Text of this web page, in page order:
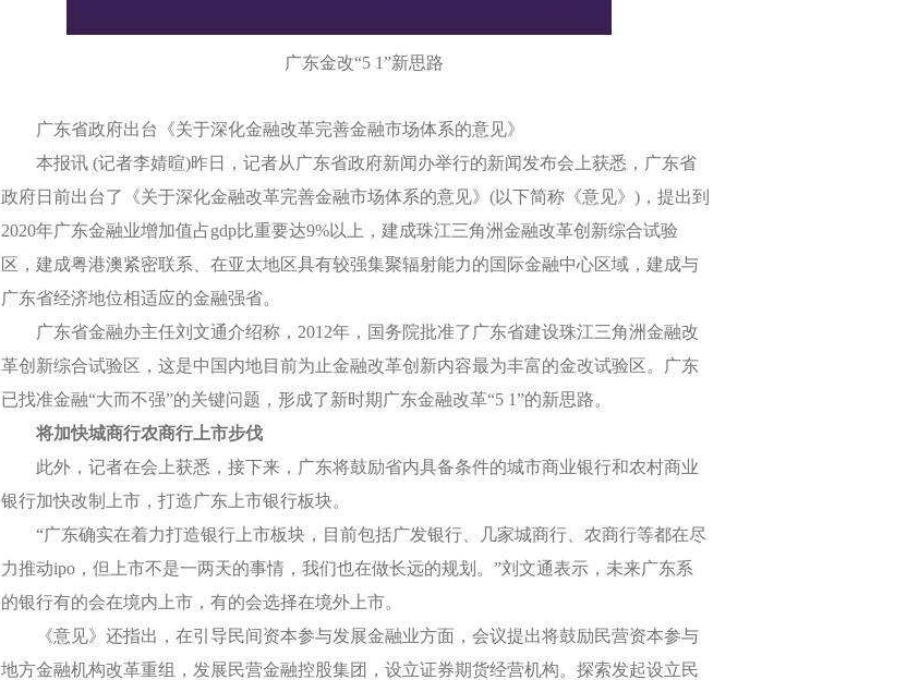
广东金改“5 1”新思路
广东省政府出台《关于深化金融改革完善金融市场体系的意见》
本报讯 (记者李婧暄)昨日，记者从广东省政府新闻办举行的新闻发布会上获悉，广东省
政府日前出台了《关于深化金融改革完善金融市场体系的意见》 (以下简称《意见》 ) ，提出到
2020年广东金融业增加值占gdp比重要达9%以上，建成珠江三角洲金融改革创新综合试验
区，建成粤港澳紧密联系、在亚太地区具有较强集聚辐射能力的国际金融中心区域，建成与
广东省经济地位相适应的金融强省。
广东省金融办主任刘文通介绍称， 2012年，国务院批准了广东省建设珠江三角洲金融改
革创新综合试验区，这是中国内地目前为止金融改革创新内容最为丰富的金改试验区。广东
已找准金融“大而不强”的关键问题，形成了新时期广东金融改革“5 1”的新思路。
将加快城商行农商行上市步伐
此外，记者在会上获悉，接下来，广东将鼓励省内具备条件的城市商业银行和农村商业
银行加快改制上市，打造广东上市银行板块。
“广东确实在着力打造银行上市板块，目前包括广发银行、几家城商行、农商行等都在尽
力推动ipo ，但上市不是一两天的事情，我们也在做长远的规划。”刘文通表示，未来广东系
的银行有的会在境内上市，有的会选择在境外上市。
《意见》还指出，在引导民间资本参与发展金融业方面，会议提出将鼓励民营资本参与
地方金融机构改革重组，发展民营金融控股集团，设立证券期货经营机构。探索发起设立民